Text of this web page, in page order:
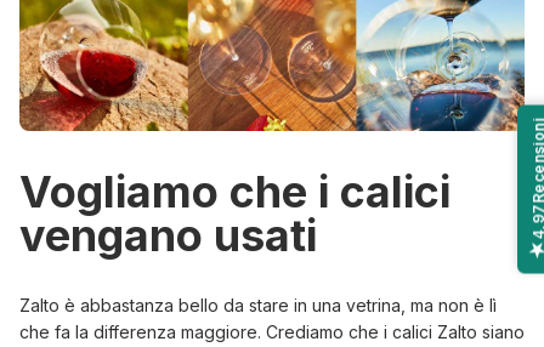
Vogliamo che i calici
vengano usati
Zalto è abbastanza bello da stare in una vetrina, ma non è lì
che fa la differenza maggiore. Crediamo che i calici Zalto siano